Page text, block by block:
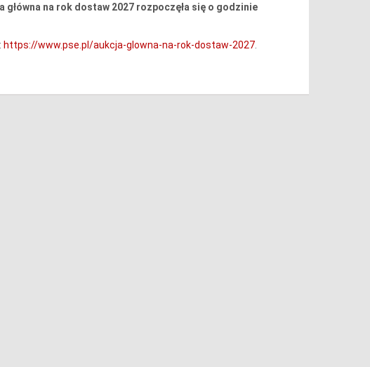
na rok dostaw 2027 rozpoczęła się o godzinie
https://www.pse.pl/aukcja-glowna-na-rok-dostaw-2027.